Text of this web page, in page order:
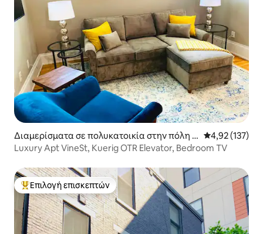
Διαμερίσματα σε πολυκατοικία στην πόλη O
ver-The Rhine
Μέση
4,92 (137)
Luxury Apt VineSt, Kuerig OTR Elevator, Bedroom TV
Κορυφαία επιλογή επισκεπτών
Επιλογή επισκεπτών